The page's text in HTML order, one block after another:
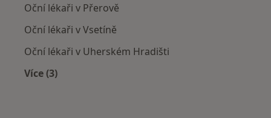
Oční lékaři v Přerově
Oční lékaři v Vsetíně
Oční lékaři v Uherském Hradišti
Více (3)